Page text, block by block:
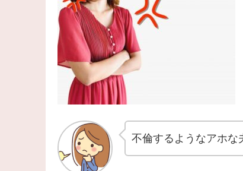
不倫するようなアホな